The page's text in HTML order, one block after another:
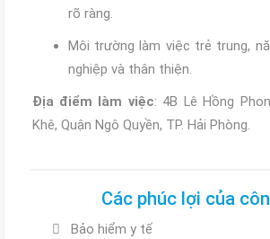
rõ ràng.
Môi trường làm việc trẻ trung,
nghiệp và thân thiện.
Địa điểm làm việc: 4B Lê Hồng
Khê, Quận Ngô Quyền, TP. Hải Phòng.
Các phúc lợi của
Bảo hiểm y tế